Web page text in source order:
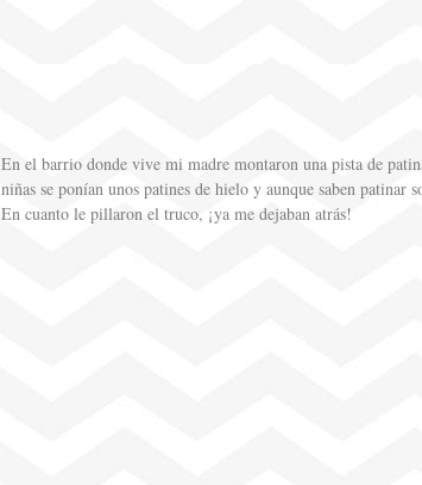
En el barrio donde vive mi madre montaron una pista de
niñas se ponían unos patines de hielo y aunque saben patinar
En cuanto le pillaron el truco, ¡ya me dejaban atrás!